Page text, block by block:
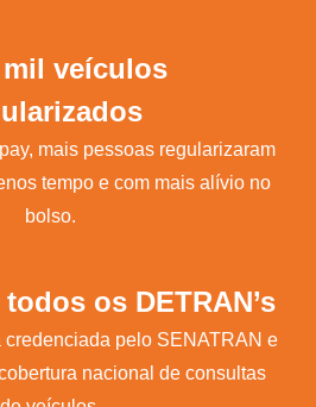
mil veículos
mais pessoas regularizaram
tempo e com mais alívio no
bolso.
os DETRAN’s
credenciada pelo SENATRAN e
nacional de consultas